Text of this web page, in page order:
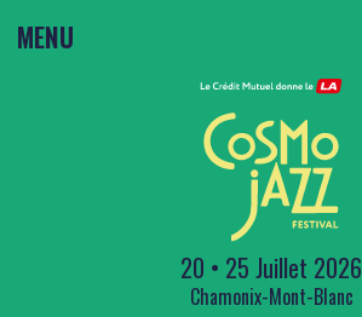
MENU
20 • 25 Juillet 2026
Chamonix-Mont-Blanc